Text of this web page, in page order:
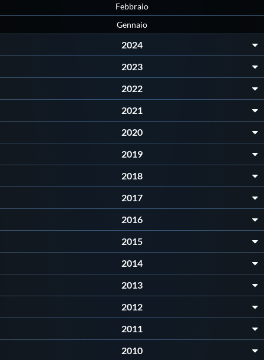
Febbraio
Gennaio
2024
2023
2022
2021
2020
2019
2018
2017
2016
2015
2014
2013
2012
2011
2010